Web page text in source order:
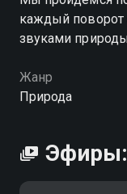
каждый поворот
звуками
Жанр
Природа
Эфиры: